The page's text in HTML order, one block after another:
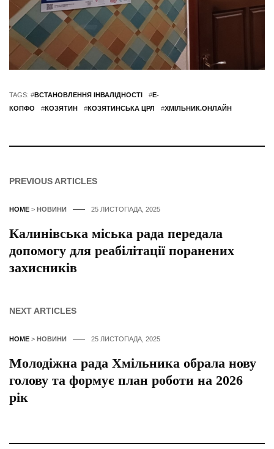
TAGS: #ВСТАНОВЛЕННЯ ІНВАЛІДНОСТІ #Е-
КОПФО
#КОЗЯТИН #КОЗЯТИНСЬКА ЦРЛ #ХМІЛЬНИК.ОНЛАЙН
PREVIOUS ARTICLES
HOME > НОВИНИ 25 ЛИСТОПАДА, 2025
Калинівська міська рада передала
допомогу для реабілітації поранених
захисників
NEXT ARTICLES
HOME > НОВИНИ 25 ЛИСТОПАДА, 2025
Молодіжна рада Хмільника обрала нову
голову та формує план роботи на 2026
рік